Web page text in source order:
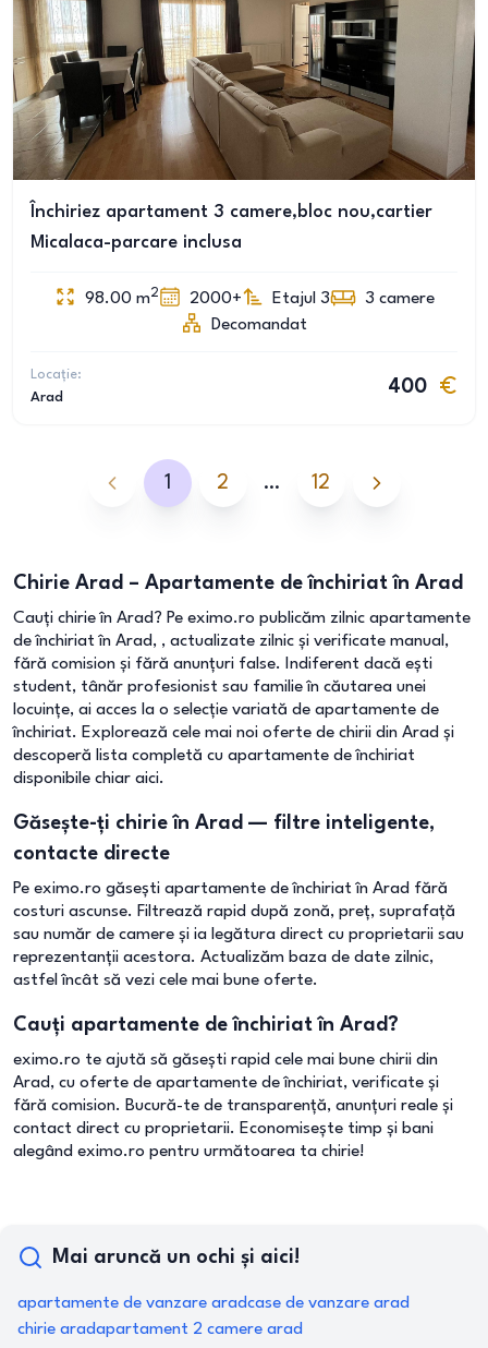
Închiriez apartament 3 camere,bloc nou,cartier
Micalaca-parcare inclusa
98.00 m2 2000+ Etajul 3 3 camere
Decomandat
Locație:
Arad
400
1 2 … 12
Chirie Arad – Apartamente de închiriat în Arad
Cauți chirie în Arad? Pe eximo.ro publicăm zilnic apartamente
de închiriat în Arad, , actualizate zilnic și verificate manual,
fără comision și fără anunțuri false. Indiferent dacă ești
student, tânăr profesionist sau familie în căutarea unei
locuințe, ai acces la o selecție variată de apartamente de
închiriat. Explorează cele mai noi oferte de chirii din Arad și
descoperă lista completă cu apartamente de închiriat
disponibile chiar aici.
Găsește-ți chirie în Arad — filtre inteligente,
contacte directe
Pe eximo.ro găsești apartamente de închiriat în Arad fără
costuri ascunse. Filtrează rapid după zonă, preț, suprafață
sau număr de camere și ia legătura direct cu proprietarii sau
reprezentanții acestora. Actualizăm baza de date zilnic,
astfel încât să vezi cele mai bune oferte.
Cauți apartamente de închiriat în Arad?
eximo.ro te ajută să găsești rapid cele mai bune chirii din
Arad, cu oferte de apartamente de închiriat, verificate și
fără comision. Bucură-te de transparență, anunțuri reale și
contact direct cu proprietarii. Economisește timp și bani
alegând eximo.ro pentru următoarea ta chirie!
Mai aruncă un ochi și aici!
apartamente de vanzare aradcase de vanzare arad
chirie aradapartament 2 camere arad